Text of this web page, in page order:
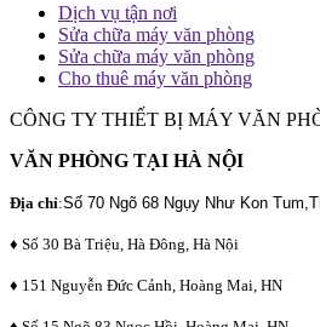
Dịch vụ tận nơi
Sửa chữa máy văn phòng
Sửa chữa máy văn phòng
Cho thuê máy văn phòng
CÔNG TY THIẾT BỊ MÁY VĂN
VĂN PHÒNG TẠI HÀ NỘI
Địa chỉ:Số 70 Ngõ 68 Ngụy Như Kon
♦ Số 30 Bà Triệu, Hà Đông, Hà Nội
♦ 151 Nguyễn Đức Cảnh, Hoàng Mai, HN